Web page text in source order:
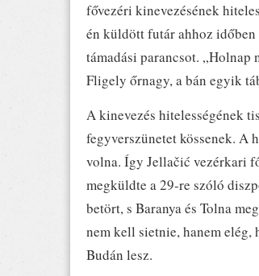
fővezéri kinevezésének
én küldött futár ahhoz időben
támadási parancsot. „Holnap
Fligely őrnagy, a bán egyik
A kinevezés hitelességének
fegyverszünetet kössenek. A
volna. Így Jellačić vezérkari
megküldte a 29-re szóló
betört, s Baranya és Tolna
nem kell sietnie, hanem elég,
Budán lesz.